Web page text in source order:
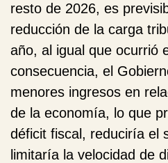
resto de 2026, es
reducción de la carga
año, al igual que ocurrió
consecuencia, el
menores ingresos en
de la economía, lo que
déficit fiscal, reduciría el
limitaría la velocidad de